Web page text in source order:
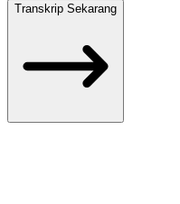
Transkrip Sekarang